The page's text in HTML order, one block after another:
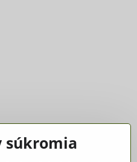
súkromia